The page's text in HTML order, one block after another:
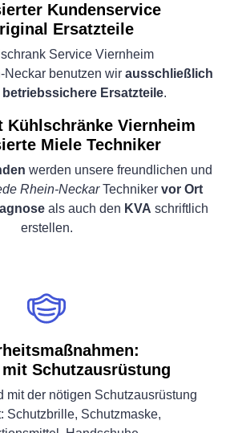
Kundenservice
Ersatzteile
Service Viernheim
Neckar benutzen wir ausschließlich
Ersatzteile.
Kühlschränke Viernheim
Miele Techniker
werden unsere freundlichen und
Rhein-NeckarTechniker vor Ort
als auch den KVA schriftlich
erstellen.
Schutzausrüstung
mit der nötigen Schutzausrüstung
Schutzbrille, Schutzmaske,